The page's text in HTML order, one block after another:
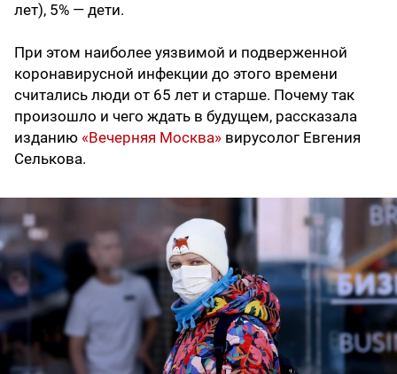
лет), 5% — дети.
При этом наиболее уязвимой и подверженной
коронавирусной инфекции до этого времени
считались люди от 65 лет и старше. Почему так
произошло и чего ждать в будущем, рассказала
изданию «Вечерняя Москва» вирусолог Евгения
Селькова.